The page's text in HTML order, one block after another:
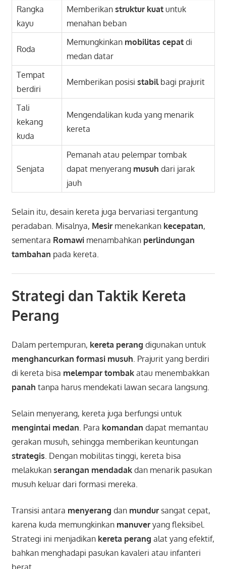
Rangka
kayu
Memberikanstruktur kuat untuk
menahan beban
Roda
Memungkinkan mobilitas cepat di
medan datar
Tempat
berdiri
Memberikan posisistabilbagi prajurit
Tali
kekang
kuda
Mengendalikan kuda yang menarik
kereta
Senjata
Pemanah atau pelempar tombak
dapat menyerang musuh dari jarak
jauh
Selain itu, desain kereta juga bervariasi tergantung
peradaban. Misalnya, Mesirmenekankan kecepatan,
sementara Romawimenambahkan perlindungan
tambahan pada kereta.
Strategi dan Taktik Kereta
Perang
Dalam pertempuran, kereta perang digunakan untuk
menghancurkan formasi musuh . Prajurit yang berdiri
di kereta bisa melempar tombakatau menembakkan
panah tanpa harus mendekati lawan secara langsung.
Selain menyerang, kereta juga berfungsi untuk
mengintai medan . Para komandan dapat memantau
gerakan musuh, sehingga memberikan keuntungan
strategis . Dengan mobilitas tinggi, kereta bisa
melakukan serangan mendadakdan menarik pasukan
musuh keluar dari formasi mereka.
Transisi antara menyerang dan mundursangat cepat,
karena kuda memungkinkan manuveryang fleksibel.
Strategi ini menjadikan kereta perang alat yang efektif,
bahkan menghadapi pasukan kavaleri atau infanteri
berat.